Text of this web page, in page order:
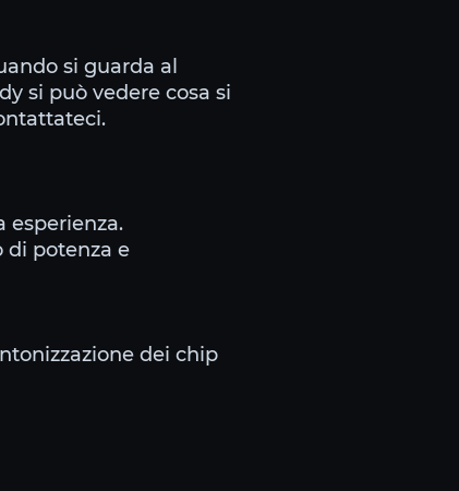
si guarda al
si può vedere cosa si
esperienza.
di potenza e
dei chip